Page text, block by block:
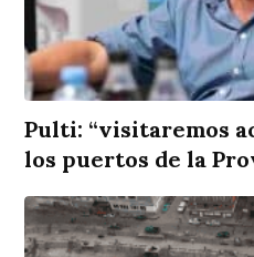
Pulti: “visitaremos
los puertos de la